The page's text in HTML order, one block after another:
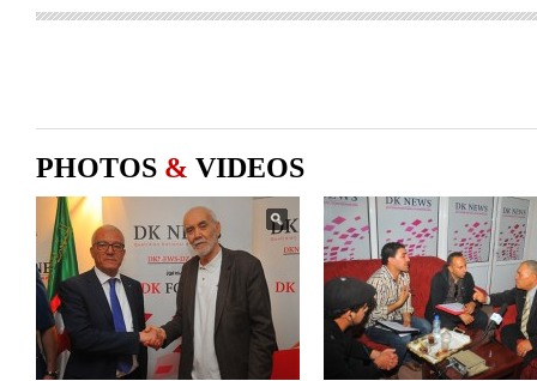
PHOTOS & VIDEOS